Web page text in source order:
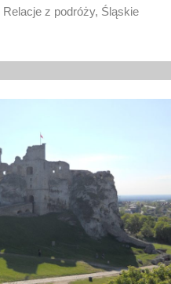
Relacje z podróży, Śląskie